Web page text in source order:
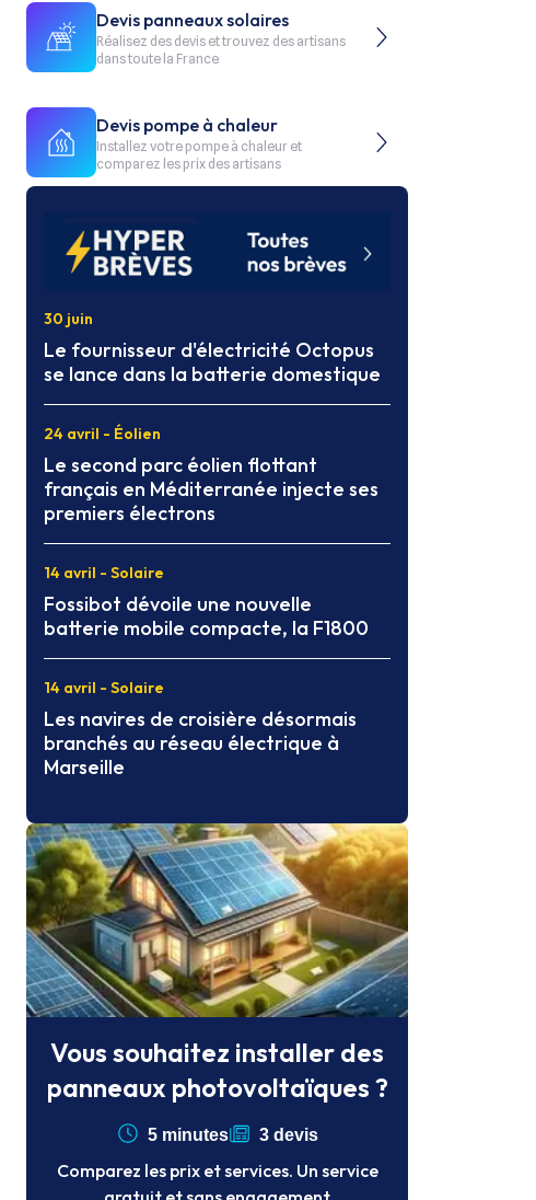
Devis panneaux solaires
Réalisez des devis et trouvez des artisans
dans toute la France
Devis pompe à chaleur
Installez votre pompe à chaleur et
comparez les prix des artisans
30 juin
Le fournisseur d'électricité Octopus
se lance dans la batterie domestique
24 avril - Éolien
Le second parc éolien flottant
français en Méditerranée injecte ses
premiers électrons
14 avril - Solaire
Fossibot dévoile une nouvelle
batterie mobile compacte, la F1800
14 avril - Solaire
Les navires de croisière désormais
branchés au réseau électrique à
Marseille
Vous souhaitez installer des
panneaux photovoltaïques ?
5 minutes 3 devis
Comparez les prix et services. Un service